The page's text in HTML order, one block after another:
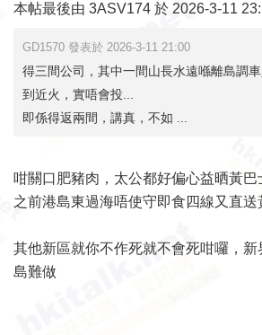
本帖最後由 3ASV174 於 2026-3-11
GD1570 發表於 2026-3-11 21:00
得三間公司，其中一間山長水遠喺離島調
到近火，實唔會投...
即係得返兩間，講真，不如 ...
咁關口肥豬肉，太公都好偏心益晒黃巴
之前港島東過海唔使守即食四線又直
其他新區就你不作死就不會死咁囉，
島難做